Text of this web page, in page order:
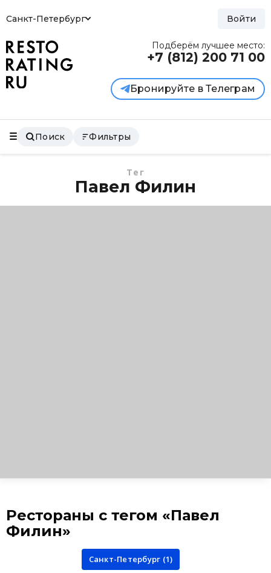
Санкт-Петербург Войти
Подберём лучшее место:
+7 (812) 200 71 00
Бронируйте в Телеграм
Поиск Фильтры
Тег
Павел Филин
Рестораны с тегом «Павел
Филин»
Санкт-Петербург (1)